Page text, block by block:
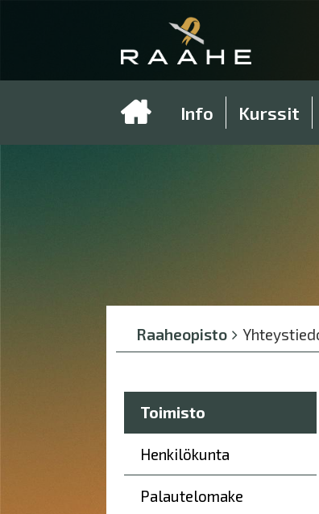
Info Kurssit
Breadcrumbs
You
are
Raaheopisto
Päävalikko
Toimisto
Henkilökunta
Palautelomake